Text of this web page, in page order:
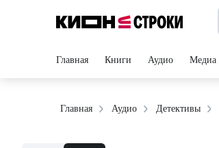
Главная Книги Аудио Медиа
Главная Аудио Детективы